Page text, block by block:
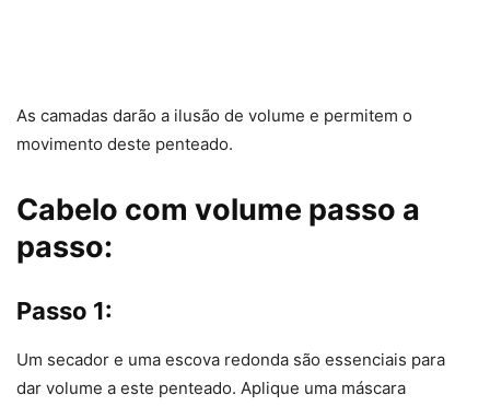
As camadas darão a ilusão de volume e permitem o
movimento deste penteado.
Cabelo com volume passo a
passo:
Passo 1:
Um secador e uma escova redonda são essenciais para
dar volume a este penteado. Aplique uma máscara